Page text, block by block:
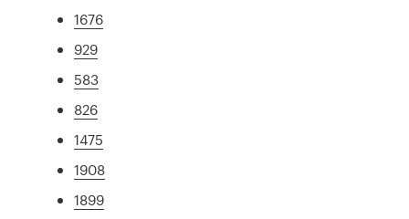
1676
929
583
826
1475
1908
1899